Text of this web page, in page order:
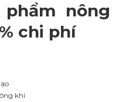
nông
chi phí
khí